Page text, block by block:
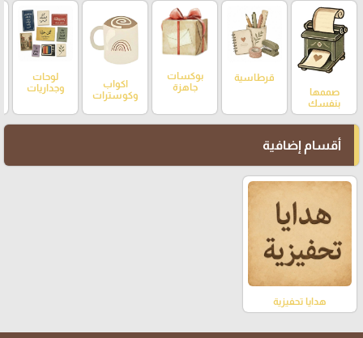
صممها
بنفسك
قرطاسية
بوكسات
جاهزة
اكواب
وكوسترات
لوحات
وجداريات
أقسام إضافية
هدايا تحفيزية